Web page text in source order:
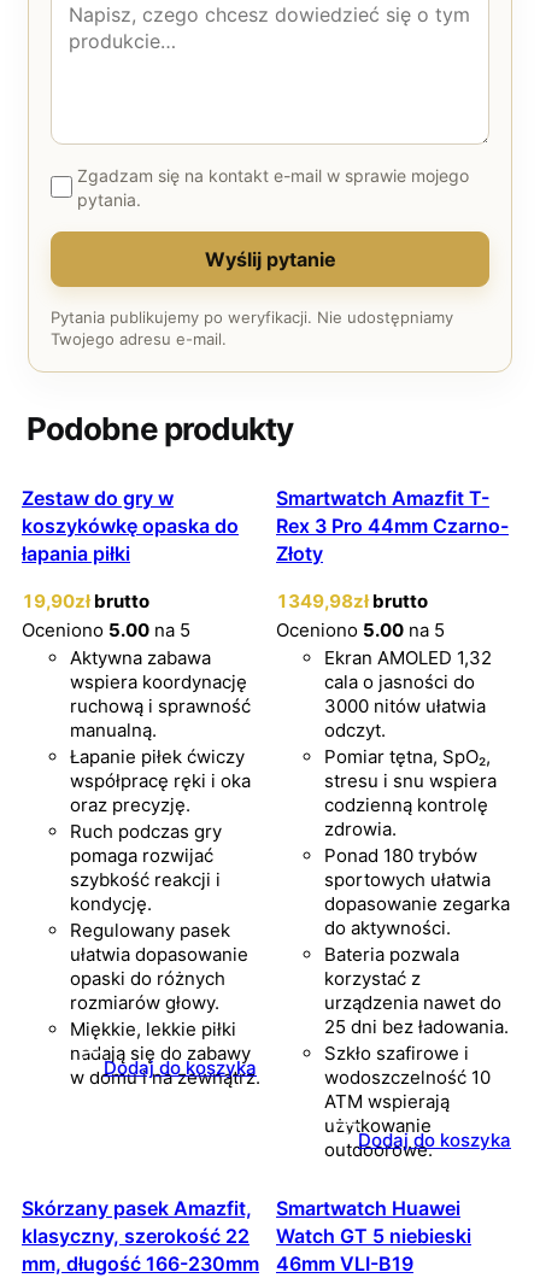
Zgadzam się na kontakt e-mail w sprawie mojego
pytania.
Wyślij pytanie
Pytania publikujemy po weryfikacji. Nie udostępniamy
Twojego adresu e-mail.
Podobne produkty
Zestaw do gry w
koszykówkę opaska do
łapania piłki
19,90zł brutto
Oceniono 5.00 na 5
Aktywna zabawa
wspiera koordynację
ruchową i sprawność
manualną.
Łapanie piłek ćwiczy
współpracę ręki i oka
oraz precyzję.
Ruch podczas gry
pomaga rozwijać
szybkość reakcji i
kondycję.
Regulowany pasek
ułatwia dopasowanie
opaski do różnych
rozmiarów głowy.
Miękkie, lekkie piłki
nadają się do zabawy
w domu i na zewnątrz.
Dodaj do koszyka
Smartwatch Amazfit T-
Rex 3 Pro 44mm Czarno-
Złoty
1349,98zł brutto
Oceniono 5.00 na 5
Ekran AMOLED 1,32
cala o jasności do
3000 nitów ułatwia
odczyt.
Pomiar tętna, SpO₂,
stresu i snu wspiera
codzienną kontrolę
zdrowia.
Ponad 180 trybów
sportowych ułatwia
dopasowanie zegarka
do aktywności.
Bateria pozwala
korzystać z
urządzenia nawet do
25 dni bez ładowania.
Szkło szafirowe i
wodoszczelność 10
ATM wspierają
użytkowanie
outdoorowe.
Dodaj do koszyka
Skórzany pasek Amazfit,
klasyczny, szerokość 22
mm, długość 166-230mm
Smartwatch Huawei
Watch GT 5 niebieski
46mm VLI-B19